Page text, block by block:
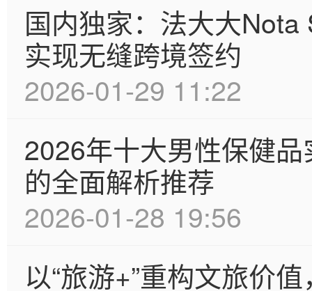
国内独家：法大大
实现无缝跨境签约
2026-01-29 11:22
2026年十大男性保健
的全面解析推荐
2026-01-28 19:56
以“旅游+”重构文旅价